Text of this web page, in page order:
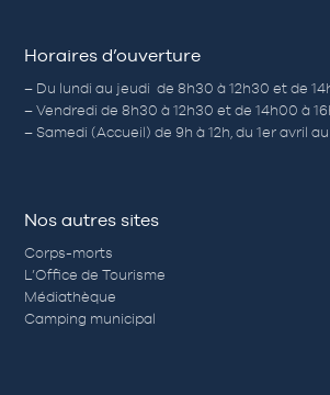
Horaires d’ouverture
– Du lundi au jeudi de 8h30 à 12h30 et de
– Vendredi de 8h30 à 12h30 et de 14h00 à
– Samedi (Accueil) de 9h à 12h, du 1er avril
Nos autres sites
Corps-morts
L’Office de Tourisme
Médiathèque
Camping municipal